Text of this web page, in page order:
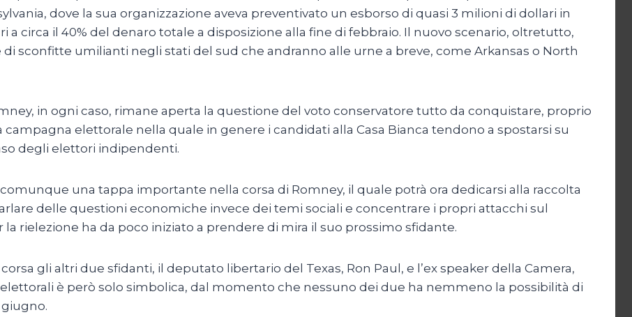
dove la sua organizzazione aveva preventivato un esborso di quasi 3 milioni di dollari in
circa il 40% del denaro totale a disposizione alla fine di febbraio. Il nuovo scenario, oltretutto,
sconfitte umilianti negli stati del sud che andranno alle urne a breve, come Arkansas o North
in ogni caso, rimane aperta la questione del voto conservatore tutto da conquistare, proprio
elettorale nella quale in genere i candidati alla Casa Bianca tendono a spostarsi su
degli elettori indipendenti.
una tappa importante nella corsa di Romney, il quale potrà ora dedicarsi alla raccolta
delle questioni economiche invece dei temi sociali e concentrare i propri attacchi sul
rielezione ha da poco iniziato a prendere di mira il suo prossimo sfidante.
gli altri due sfidanti, il deputato libertario del Texas, Ron Paul, e l’ex speaker della Camera,
è però solo simbolica, dal momento che nessuno dei due ha nemmeno la possibilità di